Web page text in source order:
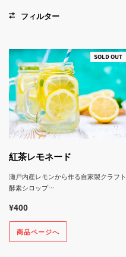
フィルター
SOLD OUT
紅茶レモネード
瀬戸内産レモンから作る自家製クラフト
酵素シロップ…
¥400
商品ページへ